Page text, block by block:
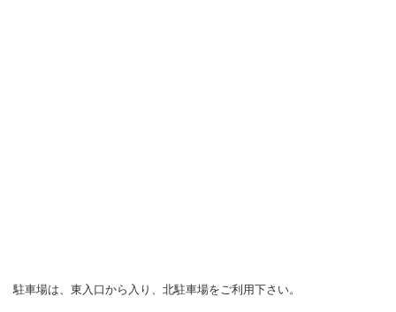
駐車場は、東入口から入り、北駐車場をご利用下さい。